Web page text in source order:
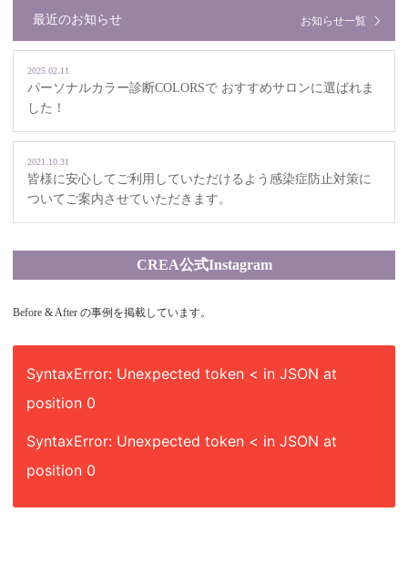
最近のお知らせ お知らせ一覧
2025.02.11
パーソナルカラー診断COLORSで おすすめサロンに選ばれま
した！
2021.10.31
皆様に安心してご利用していただけるよう感染症防止対策に
ついてご案内させていただきます。
CREA公式Instagram
Before & After の事例を掲載しています。
SyntaxError: Unexpected token < in JSON at
position 0
SyntaxError: Unexpected token < in JSON at
position 0